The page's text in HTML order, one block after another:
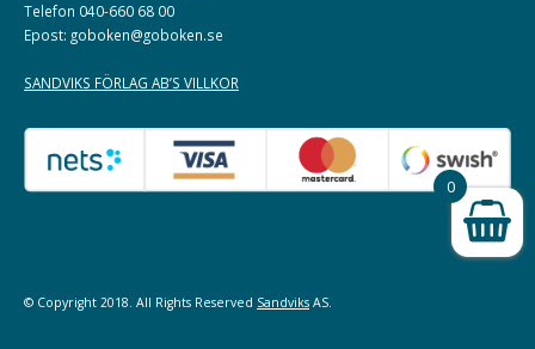
Telefon 040-660 68 00
Epost: goboken@goboken.se
SANDVIKS FÖRLAG AB’S VILLKOR
© Copyright 2018. All Rights Reserved Sandviks AS.
0